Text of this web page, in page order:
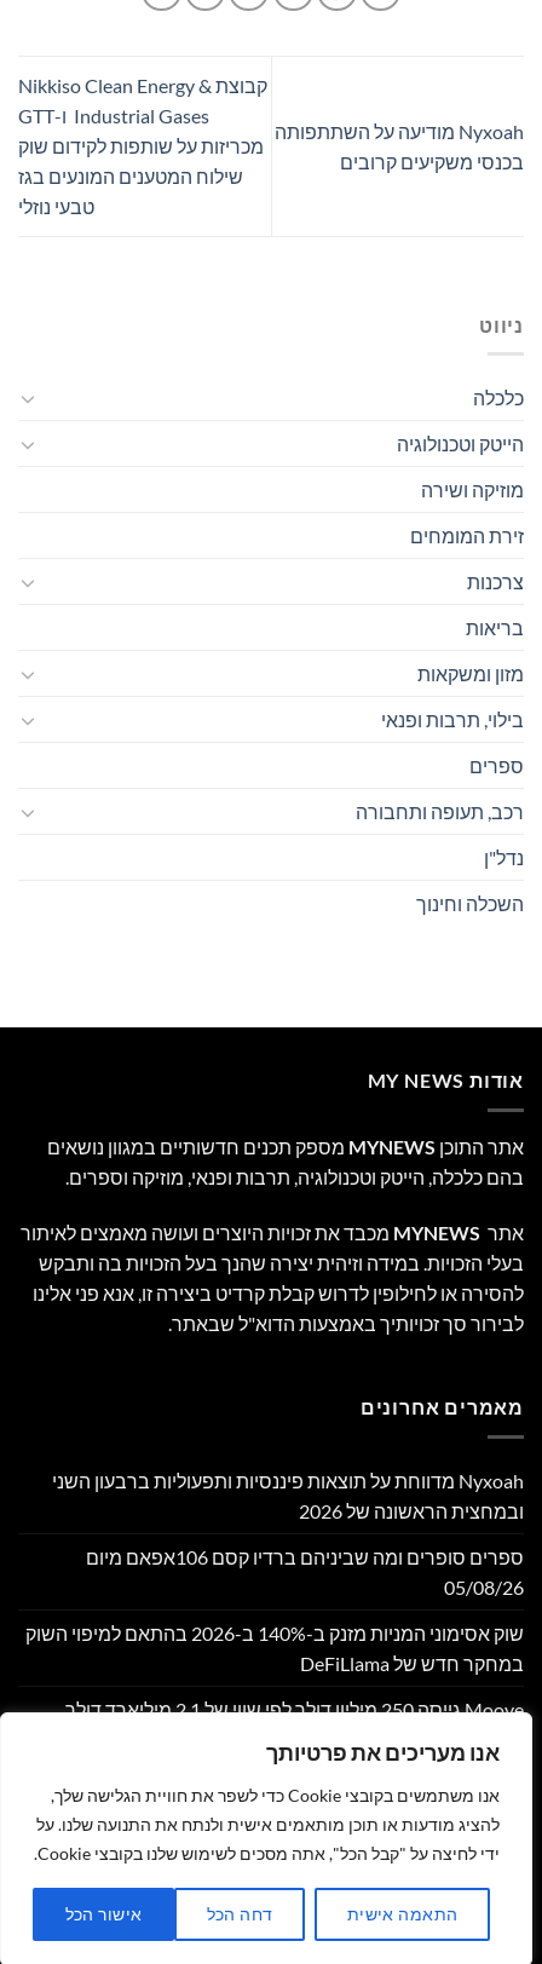
אנו מעריכים את פרטיותך
אנו משתמשים בקובצי Cookie כדי לשפר את חוויית הגלישה שלך,
להציג מודעות או תוכן מותאמים אישית ולנתח את התנועה שלנו. על
ידי לחיצה על "קבל הכל", אתה מסכים לשימוש שלנו בקובצי Cookie.
התאמה אישית דחה הכל אישור הכל
Nyxoah מודיעה על השתתפותה
בכנסי משקיעים קרובים
קבוצת Nikkiso Clean Energy &
Industrial Gases ו-GTT
מכריזות על שותפות לקידום שוק
שילוח המטענים המונעים בגז
טבעי נוזלי
ניווט
כלכלה
הייטק וטכנולוגיה
מוזיקה ושירה
זירת המומחים
צרכנות
בריאות
מזון ומשקאות
בילוי, תרבות ופנאי
ספרים
רכב, תעופה ותחבורה
נדל"ן
השכלה וחינוך
אודות MY NEWS
אתר התוכן MYNEWS מספק תכנים חדשותיים במגוון נושאים
בהם כלכלה, הייטק וטכנולוגיה, תרבות ופנאי, מוזיקה וספרים.
אתר MYNEWS מכבד את זכויות היוצרים ועושה מאמצים לאיתור
בעלי הזכויות. במידה וזיהית יצירה שהנך בעל הזכויות בה ותבקש
להסירה או לחילופין לדרוש קבלת קרדיט ביצירה זו, אנא פני אלינו
לבירור סך זכויותיך באמצעות הדוא"ל שבאתר.
מאמרים אחרונים
Nyxoah מדווחת על תוצאות פיננסיות ותפעוליות ברבעון השני
ובמחצית הראשונה של 2026
ספרים סופרים ומה שביניהם ברדיו קסם 106אפאם מיום
05/08/26
שוק אסימוני המניות מזנק ב-140% ב-2026 בהתאם למיפוי השוק
במחקר חדש של DeFiLlama
Moove גייסה 250 מיליון דולר לפי שווי של 2.1 מיליארד דולר,
Bitget משלבת את הגרפים של TradingView עבור שוק הסחורות
כל הזכויות שמורות 2026 © זהר נוי - MY NEWS